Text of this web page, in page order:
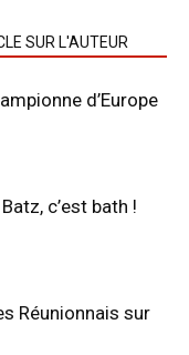
SUR L'AUTEUR
d’Europe
c’est bath !
Réunionnais sur